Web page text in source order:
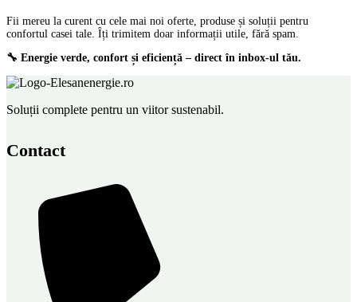
Fii mereu la curent cu cele mai noi oferte, produse și soluții pentru
confortul casei tale. Îți trimitem doar informații utile, fără spam.
🔧 Energie verde, confort și eficiență – direct în inbox-ul tău.
Soluții complete pentru un viitor sustenabil.
Contact